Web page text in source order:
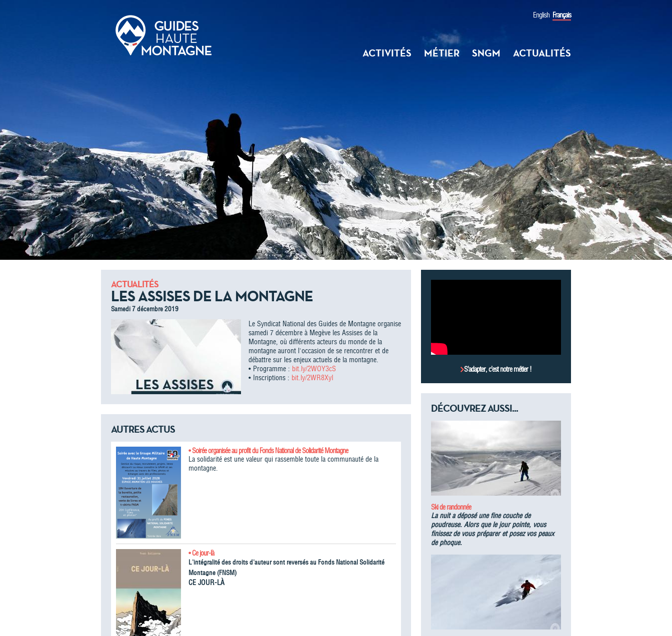
English Français
ACTIVITÉS MÉTIER SNGM ACTUALITÉS
ACTUALITÉS
LES ASSISES DE LA MONTAGNE
Samedi 7 décembre 2019
Le Syndicat National des Guides de Montagne organise
samedi 7 décembre à Megève les Assises de la
Montagne, où différents acteurs du monde de la
montagne auront l'occasion de se rencontrer et de
débattre sur les enjeux actuels de la montagne.
• Programme : bit.ly/2WOY3cS
• Inscriptions : bit.ly/2WR8XyI
AUTRES ACTUS
• Soirée organisée au profit du Fonds National de Solidarité Montagne
La solidarité est une valeur qui rassemble toute la communauté de la
montagne.
• Ce jour-là
L'intégralité des droits d'auteur sont reversés au Fonds National Solidarité
Montagne (FNSM)
CE JOUR-LÀ
S’adapter, c’est notre métier !
DÉCOUVREZ AUSSI...
Ski de randonnée
La nuit a déposé une fine couche de
poudreuse. Alors que le jour pointe, vous
finissez de vous préparer et posez vos peaux
de phoque.